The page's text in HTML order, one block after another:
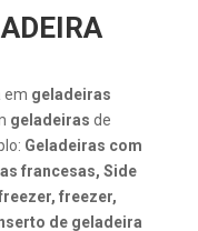
em geladeiras
geladeiras de
Geladeiras com
francesas, Side
freezer,
de geladeira